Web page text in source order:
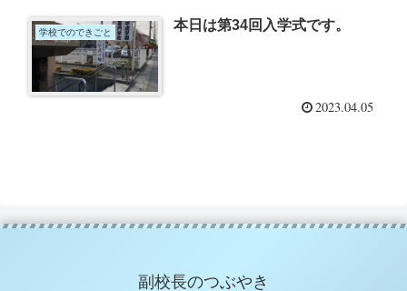
学校でのできごと 本日は第34回入学式です。
2023.04.05
副校長のつぶやき